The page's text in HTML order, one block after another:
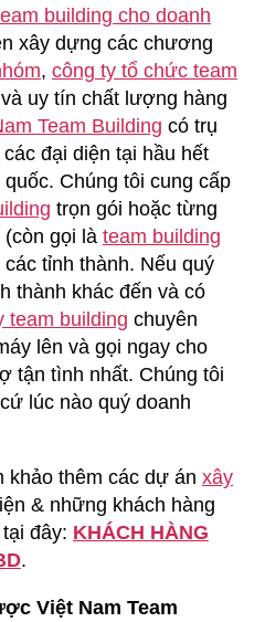
building cho doanh
xây dựng các chương
, công ty tổ chức team
và uy tín chất lượng hàng
Team Building có trụ
đại diện tại hầu hết
Chúng tôi cung cấp
trọn gói hoặc từng
(còn gọi là team building
tỉnh thành. Nếu quý
thành khác đến và có
team building chuyên
lên và gọi ngay cho
tận tình nhất. Chúng tôi
lúc nào quý doanh
khảo thêm các dự án xây
& những khách hàng
đây: KHÁCH HÀNG
.
Việt Nam Team